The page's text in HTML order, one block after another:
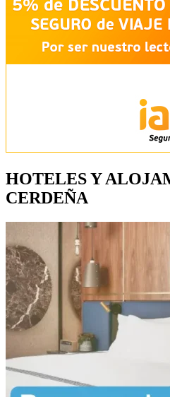
HOTELES Y
CERDEÑA